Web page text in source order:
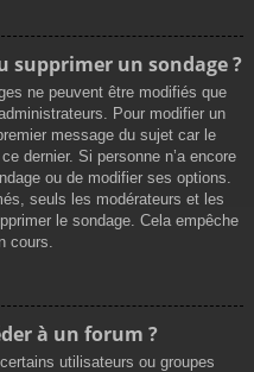
supprimer un sondage ?
ne peuvent être modifiés que
Pour modifier un
message du sujet car le
dernier. Si personne n’a encore
ou de modifier ses options.
seuls les modérateurs et les
le sondage. Cela empêche
cours.
à un forum ?
utilisateurs ou groupes